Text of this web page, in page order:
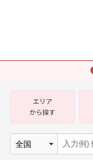
エリア
から探す